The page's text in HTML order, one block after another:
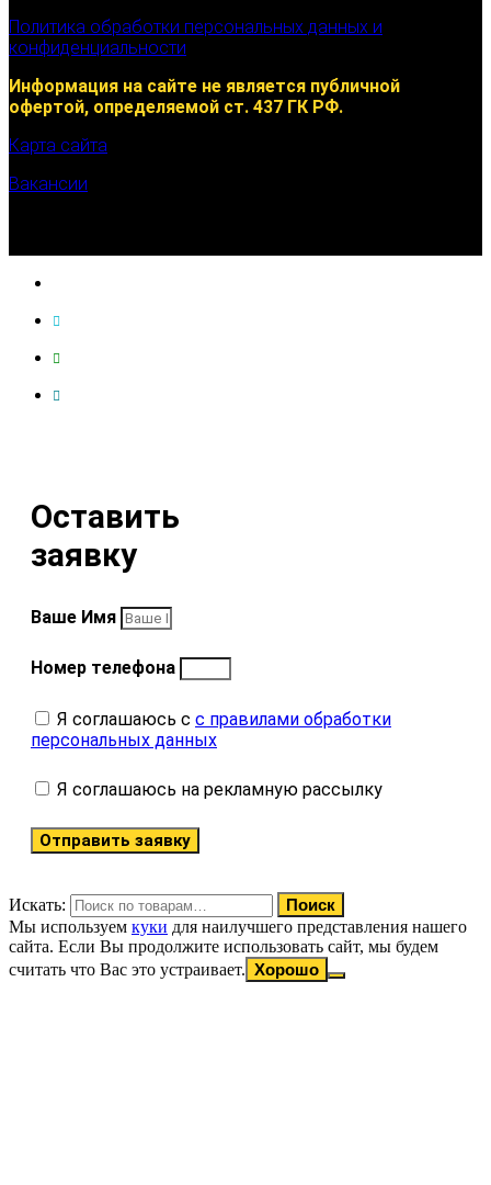
Политика обработки персональных данных и
конфиденциальности
Информация на сайте не является публичной
офертой, определяемой ст. 437 ГК РФ.
Карта сайта
Вакансии
Оставить
заявку
Ваше Имя
Номер телефона
Я соглашаюсь с с правилами обработки
персональных данных
Я соглашаюсь на рекламную рассылку
Отправить заявку
Искать:
Поиск
Мы используем куки для наилучшего представления нашего
сайта. Если Вы продолжите использовать сайт, мы будем
считать что Вас это устраивает. Хорошо